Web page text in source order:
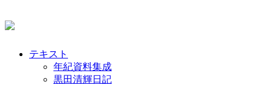
テキスト
年紀資料集成
黒田清輝日記